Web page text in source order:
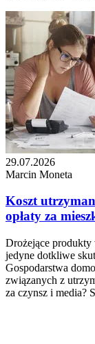
29.07.2026
Marcin Moneta
Koszt
opłaty za
Drożejące produkty
jedyne dotkliwe
Gospodarstwa
związanych z
za czynsz i media?